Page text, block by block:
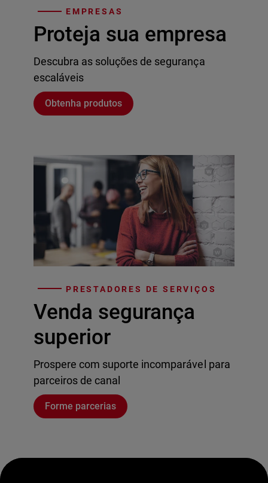
EMPRESAS
Proteja sua empresa
Descubra as soluções de segurança
escaláveis
Obtenha produtos
PRESTADORES DE SERVIÇOS
Venda segurança
superior
Prospere com suporte incomparável para
parceiros de canal
Forme parcerias